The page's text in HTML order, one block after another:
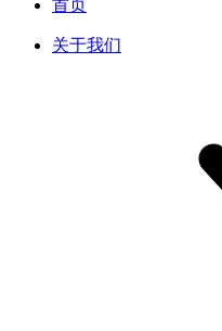
首页
关于我们